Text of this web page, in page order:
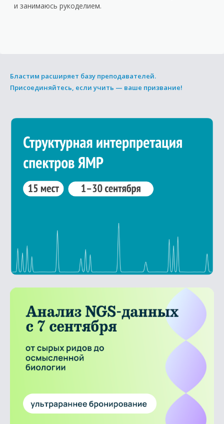
и занимаюсь рукоделием.
Бластим расширяет базу преподавателей.
Присоединяйтесь, если учить — ваше призвание!